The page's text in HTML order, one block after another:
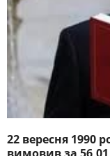
22 вересня 1990